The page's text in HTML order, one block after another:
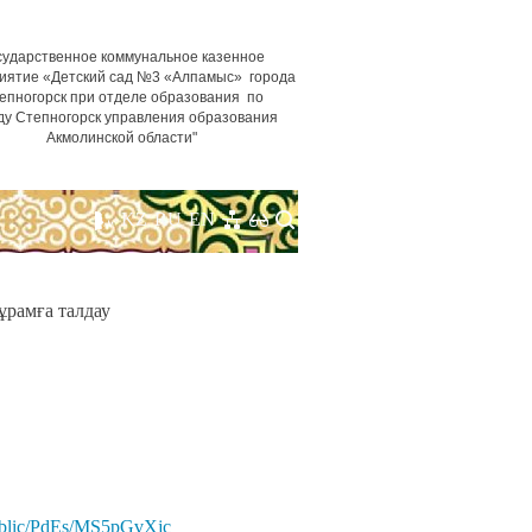
коммунальное казенное
«Детский сад №3 «Алпамыс» города
при отделе образования по
Степногорск управления образования
Акмолинской области"
EN
RU
KZ
талдау
PdEs/MS5pGvXjc